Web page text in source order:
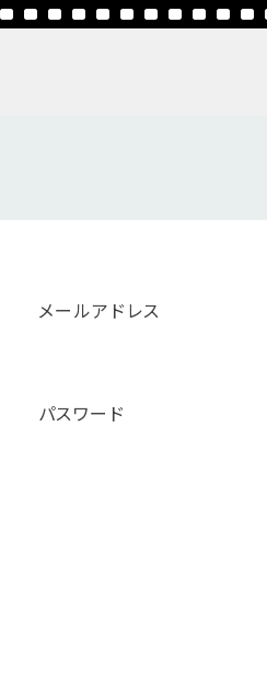
メールアドレス
パスワード